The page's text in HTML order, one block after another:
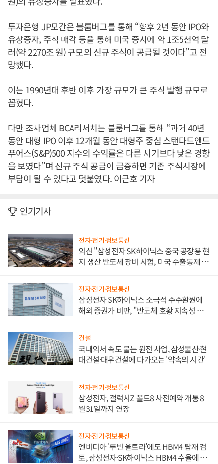
투자은행 JP모간은 블룸버그를 통해 “향후 2년 동안 IPO와
유상증자, 주식 매각 등을 통해 미국 증시에 약 1조5천억 달
러(약 2270조 원) 규모의 신규 주식이 공급될 것이다”고 전
망했다.
이는 1990년대 후반 이후 가장 규모가 큰 주식 발행 규모로
꼽혔다.
다만 조사업체 BCA리서치는 블룸버그를 통해 “과거 40년
동안 대형 IPO 이후 12개월 동안 대형주 중심 스탠다드앤드
푸어스(S&P)500 지수의 수익률은 다른 시기보다 낮은 경향
을 보였다”며 신규 주식 공급이 급증하면 기존 주식시장에
부담이 될 수 있다고 덧붙였다. 이근호 기자
인기기사
전자·전기·정보통신
외신 "삼성전자 SK하이닉스 중국 공장용 현
지 생산 반도체 장비 시험, 미국 수출통제 대
전자·전기·정보통신
삼성전자 SK하이닉스 소극적 주주환원에
해외 증권가 비판, "반도체 호황 지속성 의
건설
국내외서 속도 붙는 원전 사업, 삼성물산·현
대건설·대우건설에 다가오는 '약속의 시간'
전자·전기·정보통신
삼성전자, 갤럭시Z 폴드8 사전예약 개통 8
월31일까지 연장
전자·전기·정보통신
엔비디아 '루빈 울트라'에도 HBM4 탑재 검
토, 삼성전자·SK하이닉스 HBM4 수율에 주